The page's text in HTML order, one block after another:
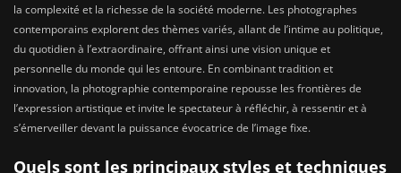
la complexité et la richesse de la société moderne. Les photographes
contemporains explorent des thèmes variés, allant de l’intime au politique,
du quotidien à l’extraordinaire, offrant ainsi une vision unique et
personnelle du monde qui les entoure. En combinant tradition et
innovation, la photographie contemporaine repousse les frontières de
l’expression artistique et invite le spectateur à réfléchir, à ressentir et à
s’émerveiller devant la puissance évocatrice de l’image fixe.
Quels sont les principaux styles et techniques